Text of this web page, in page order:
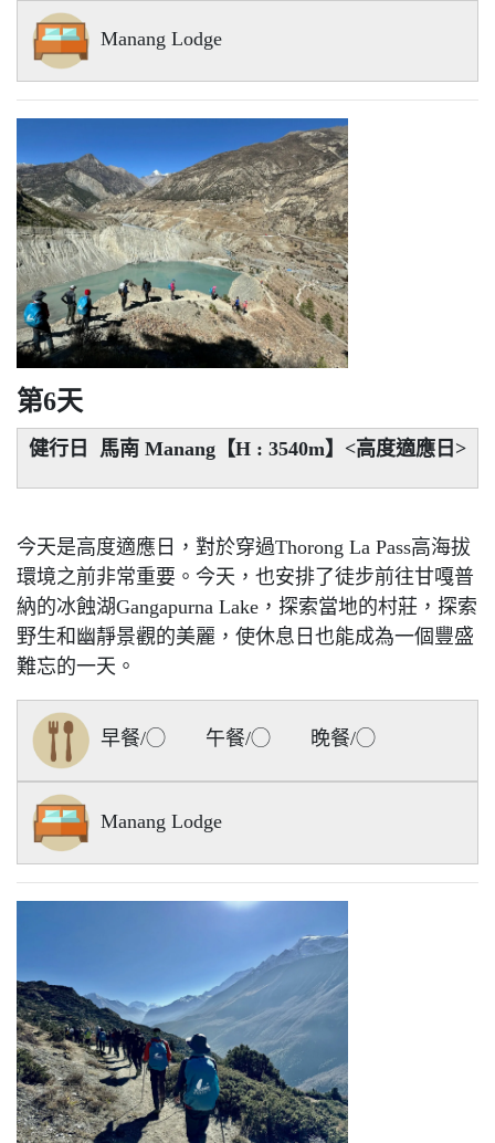
Manang Lodge
第6天
健行日 馬南 Manang【H : 3540m】<高度適應日>
今天是高度適應日，對於穿過Thorong La Pass高海拔
環境之前非常重要。今天，也安排了徒步前往甘嘎普
納的冰蝕湖Gangapurna Lake，探索當地的村莊，探索
野生和幽靜景觀的美麗，使休息日也能成為一個豐盛
難忘的一天。
早餐/◯ 午餐/◯ 晚餐/◯
Manang Lodge